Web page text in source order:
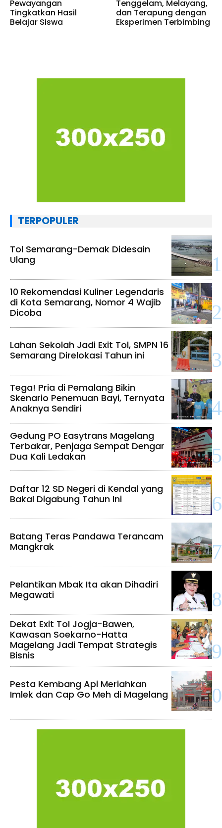
Pewayangan
Tingkatkan Hasil
Belajar Siswa
Tenggelam, Melayang,
dan Terapung dengan
Eksperimen Terbimbing
TERPOPULER
Tol Semarang-Demak Didesain
Ulang
10 Rekomendasi Kuliner Legendaris
di Kota Semarang, Nomor 4 Wajib
Dicoba
Lahan Sekolah Jadi Exit Tol, SMPN 16
Semarang Direlokasi Tahun ini
Tega! Pria di Pemalang Bikin
Skenario Penemuan Bayi, Ternyata
Anaknya Sendiri
Gedung PO Easytrans Magelang
Terbakar, Penjaga Sempat Dengar
Dua Kali Ledakan
Daftar 12 SD Negeri di Kendal yang
Bakal Digabung Tahun Ini
Batang Teras Pandawa Terancam
Mangkrak
Pelantikan Mbak Ita akan Dihadiri
Megawati
Dekat Exit Tol Jogja-Bawen,
Kawasan Soekarno-Hatta
Magelang Jadi Tempat Strategis
Bisnis
Pesta Kembang Api Meriahkan
Imlek dan Cap Go Meh di Magelang